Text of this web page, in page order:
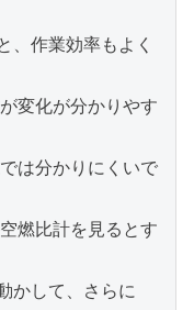
、作業効率もよく
変化が分かりやす
は分かりにくいで
燃比計を見るとす
かして、さらに